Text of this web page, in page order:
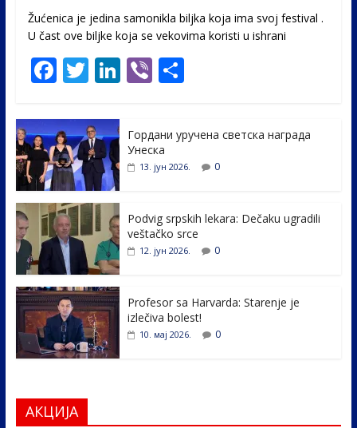
Žućenica je jedina samonikla biljka koja ima svoj festival .
U čast ovе biljke koja se vekovima koristi u ishrani
F
e
b
o
o
k
T
itt
er
Li
e
dI
Vi S
e
Гордани уручена светска награда
Унеска
13. јун 2026. 0
Podvig srpskih lekara: Dečaku ugradili
veštačko srce
12. јун 2026. 0
Profesor sa Harvarda: Starenje je
izlečiva bolest!
10. мај 2026. 0
АКЦИЈА